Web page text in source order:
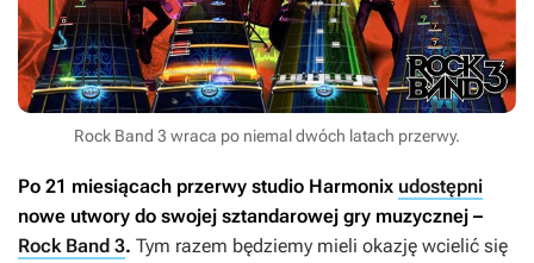
Rock Band 3 wraca po niemal dwóch latach przerwy.
Po 21 miesiącach przerwy studio Harmonix udostępni
nowe utwory do swojej sztandarowej gry muzycznej –
Rock Band 3. Tym razem będziemy mieli okazję wcielić się